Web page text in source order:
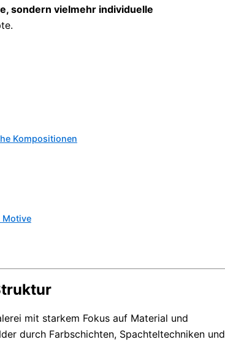
sondern vielmehr individuelle
Kompositionen
Motive
mit starkem Fokus auf Material und
durch Farbschichten, Spachteltechniken und